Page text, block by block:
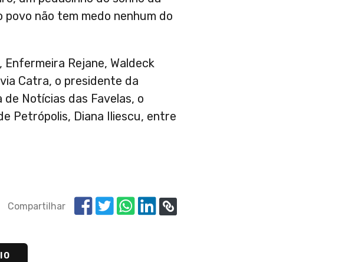
não tem medo nenhum do
Rejane, Waldeck
Catra, o presidente da
Notícias das Favelas, o
Petrópolis, Diana Iliescu, entre
Compartilhar